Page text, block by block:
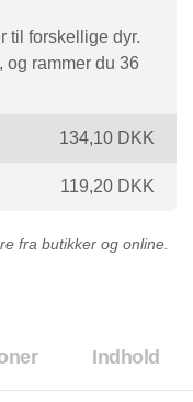
til forskellige dyr.
og rammer du 36
134,10 DKK
119,20 DKK
fra butikker og online.
Indhold